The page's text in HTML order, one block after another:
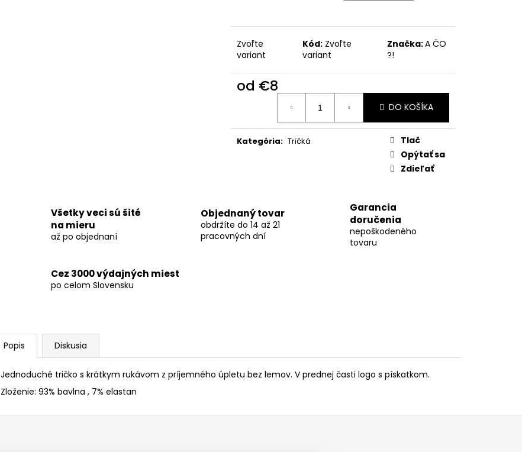
Zvoľte
variant
Kód: Zvoľte
variant
Značka:A ČO
?!
od €8
Jednotková
DO KOŠÍKA
Kategória: Tričká
Tlač
Opýtať sa
Zdieľať
Všetky veci sú šité
na mieru
až po objednaní
Objednaný tovar
obdržíte do 14 až 21
pracovných dní
Garancia
doručenia
nepoškodeného
tovaru
Cez 3000 výdajných miest
po celom Slovensku
Popis Diskusia
Jednoduché tričko s krátkym rukávom z príjemného úpletu bez lemov. V prednej časti logo s pískatkom.
Zloženie: 93% bavlna , 7% elastan